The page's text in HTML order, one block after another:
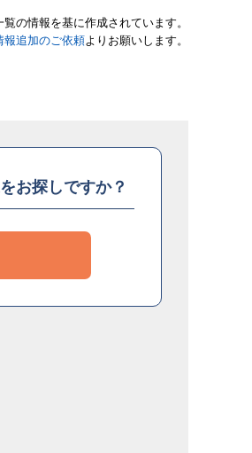
の情報を基に作成されています。
報追加のご依頼よりお願いします。
お探しですか？